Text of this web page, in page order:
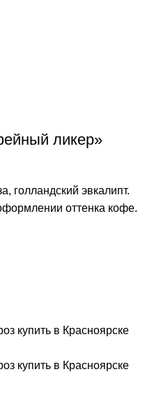
ликер»
голландский эвкалипт.
оттенка кофе.